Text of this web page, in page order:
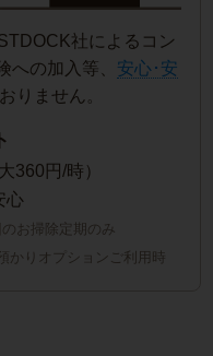
社によるコン
への加入等、 安心･安
りません。
360円/時）
心
お掃除定期のみ
かりオプションご利用時